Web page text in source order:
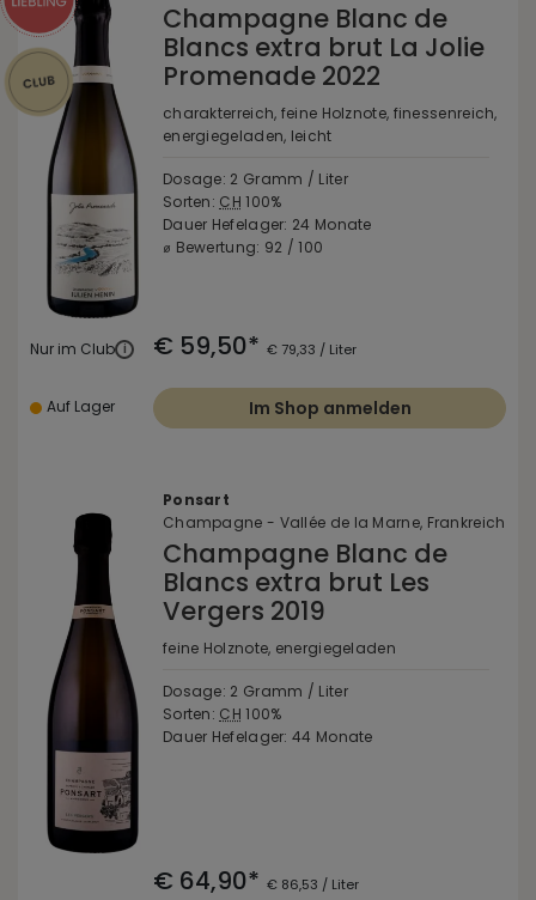
Champagne Blanc de
Blancs extra brut La Jolie
Promenade 2022
charakterreich, feine Holznote, finessenreich,
energiegeladen, leicht
Dosage: 2 Gramm / Liter
Sorten: CH 100%
Dauer Hefelager: 24 Monate
⌀ Bewertung: 92 / 100
Nur im Club i € 59,50* € 79,33 / Liter
Auf Lager Im Shop anmelden
Ponsart
Champagne - Vallée de la Marne, Frankreich
Champagne Blanc de
Blancs extra brut Les
Vergers 2019
feine Holznote, energiegeladen
Dosage: 2 Gramm / Liter
Sorten: CH 100%
Dauer Hefelager: 44 Monate
€ 64,90* € 86,53 / Liter